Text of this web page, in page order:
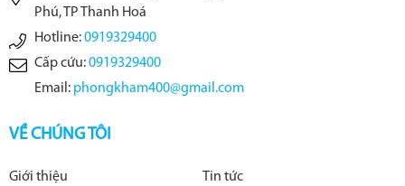
Phú, TP Thanh Hoá
Hotline:0919329400
Cấp cứu:0919329400
Email: phongkham400@gmail.com
VỀ CHÚNG TÔI
Giới thiệu
Tin tức